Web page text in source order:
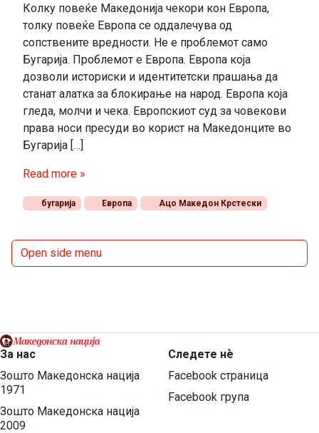
Колку повеќе Македонија чекори кон Европа,
толку повеќе Европа се оддалечува од
сопствените вредности. Не е проблемот само
Бугарија. Проблемот е Европа. Европа која
дозволи историски и идентитетски прашања да
станат алатка за блокирање на народ. Европа која
гледа, молчи и чека. Европскиот суд за човекови
права носи пресуди во корист на Македонците во
Бугарија […]
Read more »
бугарија Европа Ацо Македон Крстески
Open side menu
За нас
Зошто Македонска нација
1971
Зошто Македонска нација
2009
Следете нѐ
Facebook страница
Facebook група